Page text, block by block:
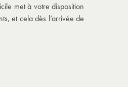
met à votre disposition
et cela dès l’arrivée de